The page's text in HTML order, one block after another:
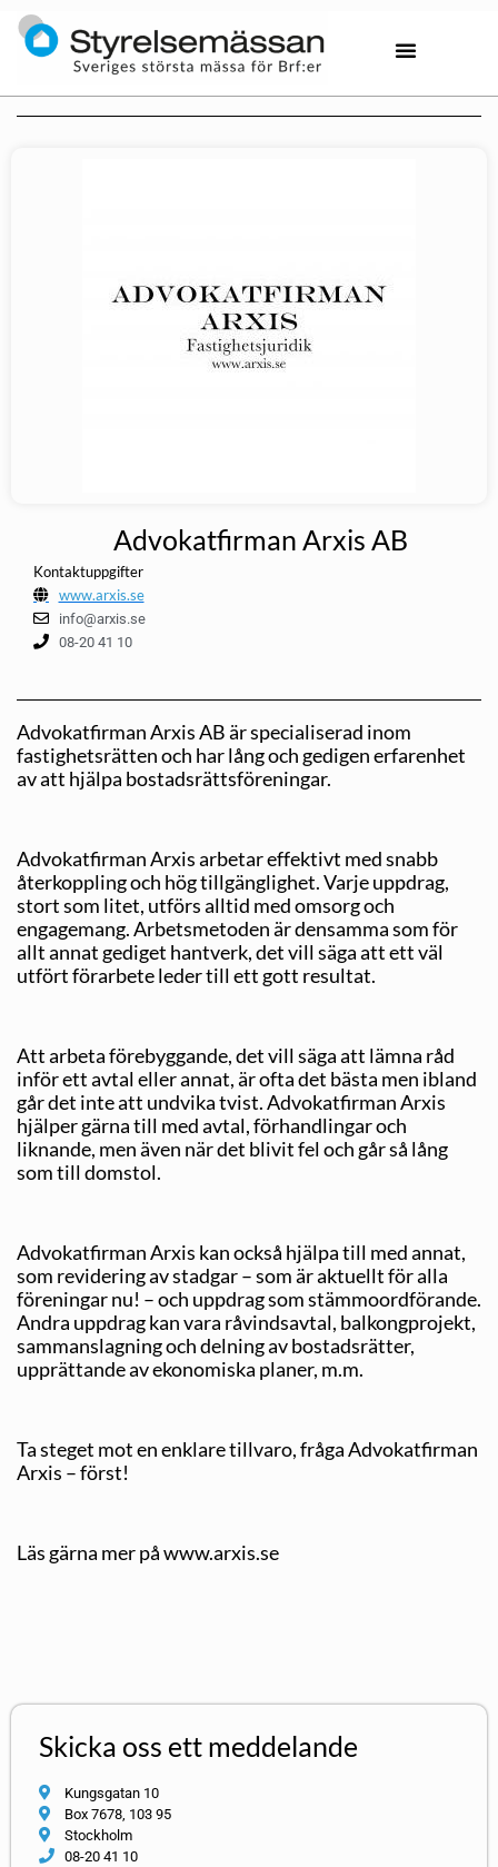
Advokatfirman Arxis AB
Kontaktuppgifter
www.arxis.se
info@arxis.se
08-20 41 10
Advokatfirman Arxis AB är specialiserad inom
fastighetsrätten och har lång och gedigen erfarenhet
av att hjälpa bostadsrättsföreningar.
Advokatfirman Arxis arbetar effektivt med snabb
återkoppling och hög tillgänglighet. Varje uppdrag,
stort som litet, utförs alltid med omsorg och
engagemang. Arbetsmetoden är densamma som för
allt annat gediget hantverk, det vill säga att ett väl
utfört förarbete leder till ett gott resultat.
Att arbeta förebyggande, det vill säga att lämna råd
inför ett avtal eller annat, är ofta det bästa men ibland
går det inte att undvika tvist. Advokatfirman Arxis
hjälper gärna till med avtal, förhandlingar och
liknande, men även när det blivit fel och går så lång
som till domstol.
Advokatfirman Arxis kan också hjälpa till med annat,
som revidering av stadgar – som är aktuellt för alla
föreningar nu! – och uppdrag som stämmoordförande.
Andra uppdrag kan vara råvindsavtal, balkongprojekt,
sammanslagning och delning av bostadsrätter,
upprättande av ekonomiska planer, m.m.
Ta steget mot en enklare tillvaro, fråga Advokatfirman
Arxis – först!
Läs gärna mer på www.arxis.se
Skicka oss ett meddelande
Kungsgatan 10
Box 7678, 103 95
Stockholm
08-20 41 10